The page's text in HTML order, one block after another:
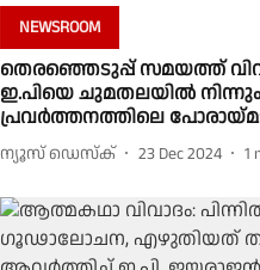
NEWSROOM
തെരഞ്ഞെടുപ്പ് സമയത്ത്
ഇ.പിയെ ചുമതലയിൽ നിന്നും
പ്രവര്‍ത്തനത്തിലെ
ന്യൂസ് ഡെസ്ക് 23 Dec 2024 1